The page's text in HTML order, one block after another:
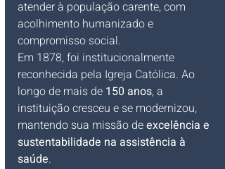
atender à população carente, com
acolhimento humanizado e
compromisso social.
Em 1878, foi institucionalmente
reconhecida pela Igreja Católica. Ao
longo de mais de 150 anos, a
instituição cresceu e se modernizou,
mantendo sua missão de excelência e
sustentabilidade na assistência à
saúde.